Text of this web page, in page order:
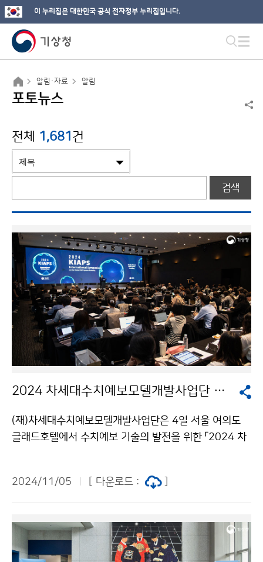
이 누리집은 대한민국 공식 전자정부 누리집입니다.
알림·자료 알림
포토뉴스
전체 1,681건
검색
2024 차세대수치예보모델개발사업단 국제 학술회의
(재)차세대수치예보모델개발사업단은 4일 서울 여의도
글래드호텔에서 수치예보 기술의 발전을 위한 「2024 차
2024/11/05
[ 다운로드 :